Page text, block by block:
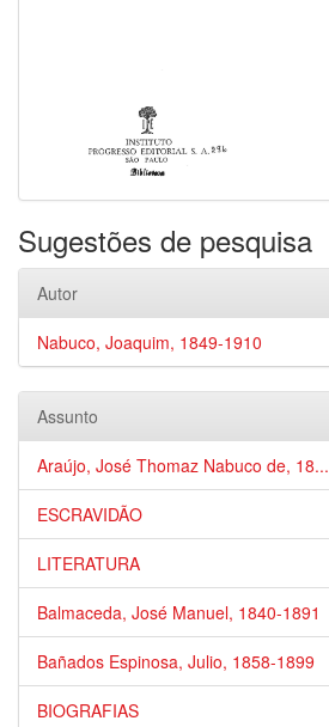
Sugestões de pesquisa
Autor
Nabuco, Joaquim, 1849-1910
Assunto
Araújo, José Thomaz Nabuco de, 18...
ESCRAVIDÃO
LITERATURA
Balmaceda, José Manuel, 1840-1891
Bañados Espinosa, Julio, 1858-1899
BIOGRAFIAS